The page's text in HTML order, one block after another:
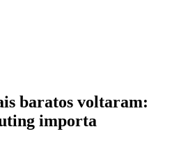
baratos voltaram:
importa